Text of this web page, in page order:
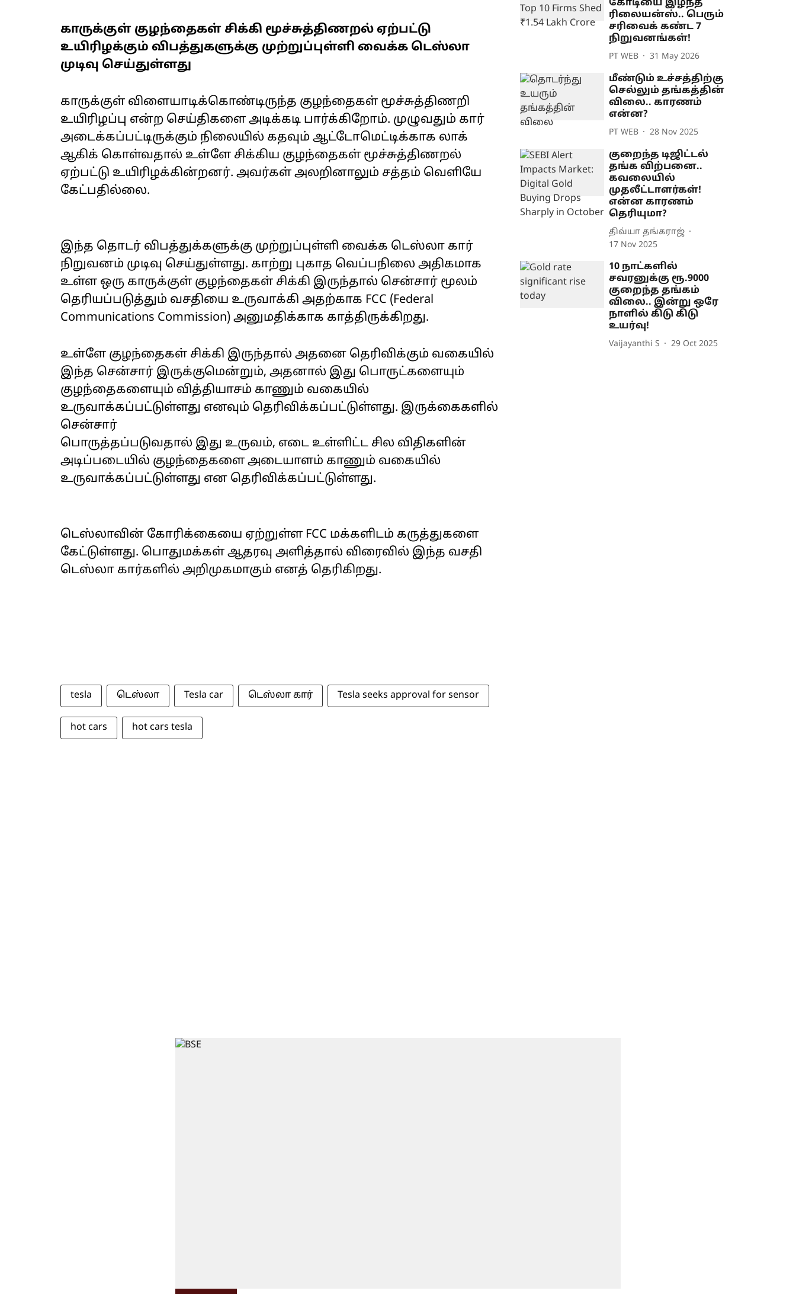
காருக்குள் குழந்தைகள் சிக்கி மூச்சுத்திணறல் ஏற்பட்டு
உயிரிழக்கும் விபத்துகளுக்கு முற்றுப்புள்ளி வைக்க டெஸ்லா
முடிவு செய்துள்ளது
காருக்குள் விளையாடிக்கொண்டிருந்த குழந்தைகள் மூச்சுத்திணறி
உயிரிழப்பு என்ற செய்திகளை அடிக்கடி பார்க்கிறோம். முழுவதும் கார்
அடைக்கப்பட்டிருக்கும் நிலையில் கதவும் ஆட்டோமெட்டிக்காக லாக்
ஆகிக் கொள்வதால் உள்ளே சிக்கிய குழந்தைகள் மூச்சுத்திணறல்
ஏற்பட்டு உயிரிழக்கின்றனர். அவர்கள் அலறினாலும் சத்தம் வெளியே
கேட்பதில்லை.
இந்த தொடர் விபத்துக்களுக்கு முற்றுப்புள்ளி வைக்க டெஸ்லா கார்
நிறுவனம் முடிவு செய்துள்ளது. காற்று புகாத வெப்பநிலை அதிகமாக
உள்ள ஒரு காருக்குள் குழந்தைகள் சிக்கி இருந்தால் சென்சார் மூலம்
தெரியப்படுத்தும் வசதியை உருவாக்கி அதற்காக FCC (Federal
Communications Commission) அனுமதிக்காக காத்திருக்கிறது.
உள்ளே குழந்தைகள் சிக்கி இருந்தால் அதனை தெரிவிக்கும் வகையில்
இந்த சென்சார் இருக்குமென்றும், அதனால் இது பொருட்களையும்
குழந்தைகளையும் வித்தியாசம் காணும் வகையில்
உருவாக்கப்பட்டுள்ளது எனவும் தெரிவிக்கப்பட்டுள்ளது. இருக்கைகளில்
சென்சார்
பொருத்தப்படுவதால் இது உருவம், எடை உள்ளிட்ட சில விதிகளின்
அடிப்படையில் குழந்தைகளை அடையாளம் காணும் வகையில்
உருவாக்கப்பட்டுள்ளது என தெரிவிக்கப்பட்டுள்ளது.
டெஸ்லாவின் கோரிக்கையை ஏற்றுள்ள FCC மக்களிடம் கருத்துகளை
கேட்டுள்ளது. பொதுமக்கள் ஆதரவு அளித்தால் விரைவில் இந்த வசதி
டெஸ்லா கார்களில் அறிமுகமாகும் எனத் தெரிகிறது.
tesla டெஸ்லா Tesla car டெஸ்லா கார் Tesla seeks approval for sensor
hot cars hot cars tesla
கோடியை இழந்த
ரிலையன்ஸ்.. பெரும்
சரிவைக் கண்ட 7
நிறுவனங்கள்!
PT WEB 31 May 2026
மீண்டும் உச்சத்திற்கு
செல்லும் தங்கத்தின்
விலை.. காரணம்
என்ன?
PT WEB 28 Nov 2025
குறைந்த டிஜிட்டல்
தங்க விற்பனை..
கவலையில்
முதலீட்டாளர்கள்!
என்ன காரணம்
தெரியுமா?
திவ்யா தங்கராஜ்
17 Nov 2025
10 நாட்களில்
சவரனுக்கு ரூ.9000
குறைந்த தங்கம்
விலை.. இன்று ஒரே
நாளில் கிடு கிடு
உயர்வு!
Vaijayanthi S 29 Oct 2025